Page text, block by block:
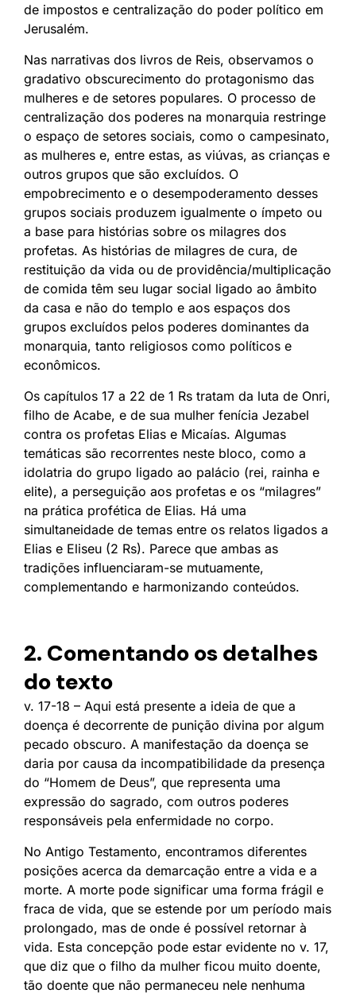
de impostos e centralização do poder político em
Jerusalém.
Nas narrativas dos livros de Reis, observamos o
gradativo obscurecimento do protagonismo das
mulheres e de setores populares. O processo de
centralização dos poderes na monarquia restringe
o espaço de setores sociais, como o campesinato,
as mulheres e, entre estas, as viúvas, as crianças e
outros grupos que são excluídos. O
empobrecimento e o desempoderamento desses
grupos sociais produzem igualmente o ímpeto ou
a base para histórias sobre os milagres dos
profetas. As histórias de milagres de cura, de
restituição da vida ou de providência/multiplicação
de comida têm seu lugar social ligado ao âmbito
da casa e não do templo e aos espaços dos
grupos excluídos pelos poderes dominantes da
monarquia, tanto religiosos como políticos e
econômicos.
Os capítulos 17 a 22 de 1 Rs tratam da luta de Onri,
filho de Acabe, e de sua mulher fenícia Jezabel
contra os profetas Elias e Micaías. Algumas
temáticas são recorrentes neste bloco, como a
idolatria do grupo ligado ao palácio (rei, rainha e
elite), a perseguição aos profetas e os “milagres”
na prática profética de Elias. Há uma
simultaneidade de temas entre os relatos ligados a
Elias e Eliseu (2 Rs). Parece que ambas as
tradições influenciaram-se mutuamente,
complementando e harmonizando conteúdos.
2. Comentando os detalhes
do texto
v. 17-18 – Aqui está presente a ideia de que a
doença é decorrente de punição divina por algum
pecado obscuro. A manifestação da doença se
daria por causa da incompatibilidade da presença
do “Homem de Deus”, que representa uma
expressão do sagrado, com outros poderes
responsáveis pela enfermidade no corpo.
No Antigo Testamento, encontramos diferentes
posições acerca da demarcação entre a vida e a
morte. A morte pode significar uma forma frágil e
fraca de vida, que se estende por um período mais
prolongado, mas de onde é possível retornar à
vida. Esta concepção pode estar evidente no v. 17,
que diz que o filho da mulher ficou muito doente,
tão doente que não permaneceu nele nenhuma